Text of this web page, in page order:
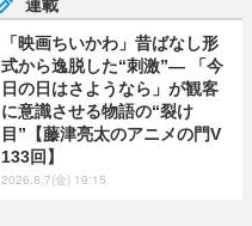
「映画ちいかわ」昔ばなし形
式から逸脱した“刺激”― 「今
日の日はさようなら」が観客
に意識させる物語の“裂け
目”【藤津亮太のアニメの門V
133回】
2026.8.7(金) 19:15